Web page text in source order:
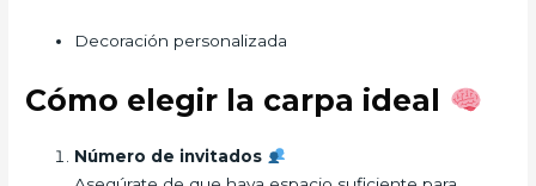
Decoración personalizada
Cómo elegir la carpa ideal
Número de invitados